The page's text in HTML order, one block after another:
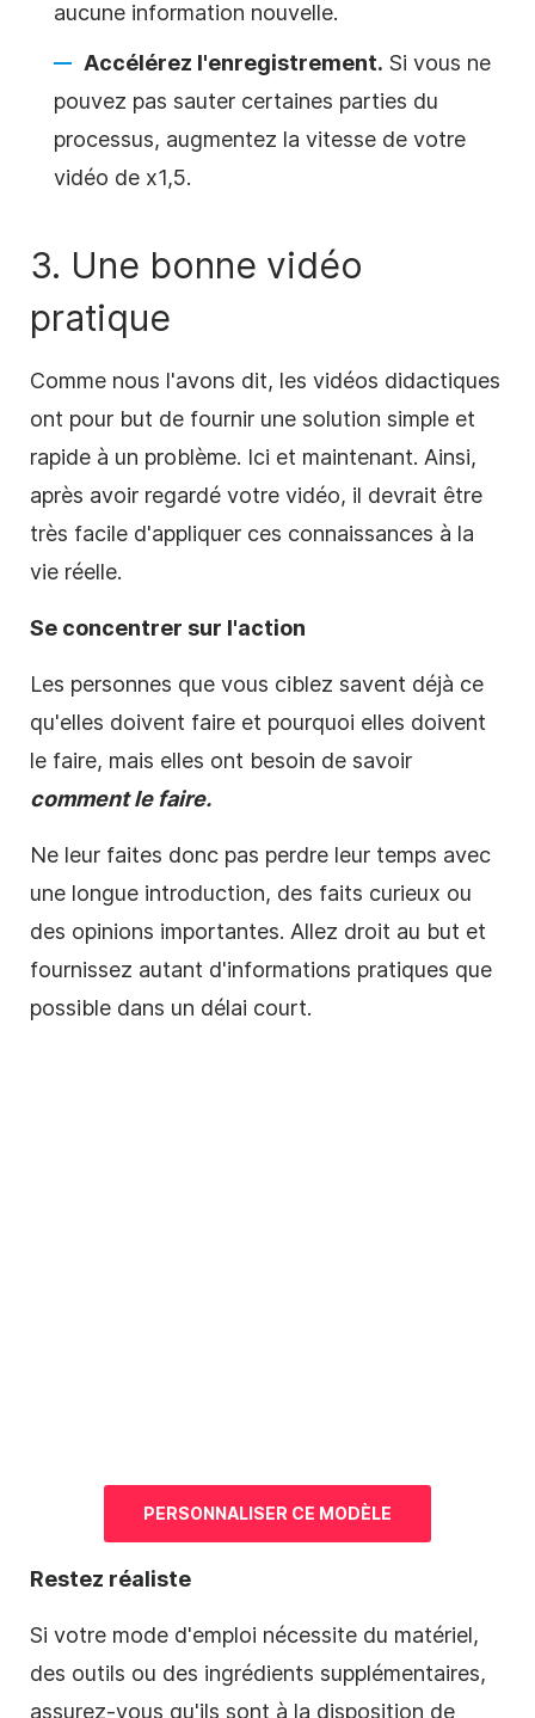
aucune information nouvelle.
Accélérez l'enregistrement. Si vous ne
pouvez pas sauter certaines parties du
processus, augmentez la vitesse de votre
vidéo de x1,5.
3. Une bonne vidéo
pratique
Comme nous l'avons dit, les vidéos didactiques
ont pour but de fournir une solution simple et
rapide à un problème. Ici et maintenant. Ainsi,
après avoir regardé votre vidéo, il devrait être
très facile d'appliquer ces connaissances à la
vie réelle.
Se concentrer sur l'action
Les personnes que vous ciblez savent déjà ce
qu'elles doivent faire et pourquoi elles doivent
le faire, mais elles ont besoin de savoir
comment le faire.
Ne leur faites donc pas perdre leur temps avec
une longue introduction, des faits curieux ou
des opinions importantes. Allez droit au but et
fournissez autant d'informations pratiques que
possible dans un délai court.
PERSONNALISER CE MODÈLE
Restez réaliste
Si votre mode d'emploi nécessite du matériel,
des outils ou des ingrédients supplémentaires,
assurez-vous qu'ils sont à la disposition de